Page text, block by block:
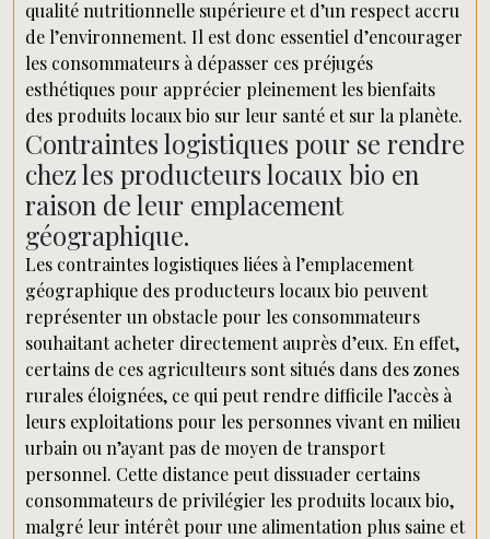
qualité nutritionnelle supérieure et d’un respect accru
de l’environnement. Il est donc essentiel d’encourager
les consommateurs à dépasser ces préjugés
esthétiques pour apprécier pleinement les bienfaits
des produits locaux bio sur leur santé et sur la planète.
Contraintes logistiques pour se rendre
chez les producteurs locaux bio en
raison de leur emplacement
géographique.
Les contraintes logistiques liées à l’emplacement
géographique des producteurs locaux bio peuvent
représenter un obstacle pour les consommateurs
souhaitant acheter directement auprès d’eux. En effet,
certains de ces agriculteurs sont situés dans des zones
rurales éloignées, ce qui peut rendre difficile l’accès à
leurs exploitations pour les personnes vivant en milieu
urbain ou n’ayant pas de moyen de transport
personnel. Cette distance peut dissuader certains
consommateurs de privilégier les produits locaux bio,
malgré leur intérêt pour une alimentation plus saine et